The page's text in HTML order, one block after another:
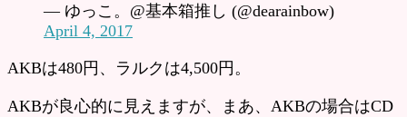
— ゆっこ。@基本箱推し (@dearainbow)
April 4, 2017
AKBは480円、ラルクは4,500円。
AKBが良心的に見えますが、まあ、AKBの場合はCD